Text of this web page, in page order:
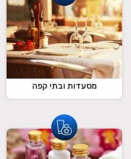
מסעדות ובתי קפה